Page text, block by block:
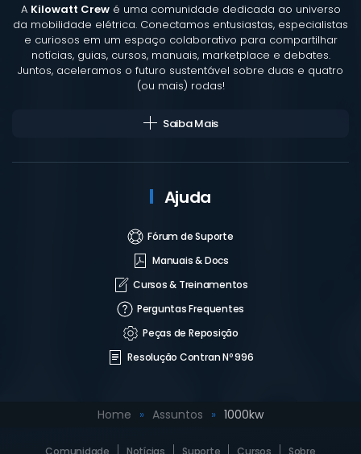
A Kilowatt Crewé uma comunidade dedicada ao universo
da mobilidade elétrica. Conectamos entusiastas, especialistas
e curiosos em um espaço colaborativo para compartilhar
notícias, guias, cursos, manuais, marketplace e debates.
Juntos, aceleramos o futuro sustentável sobre duas e quatro
(ou mais) rodas!
Saiba Mais
Ajuda
Fórum de Suporte
Manuais & Docs
Cursos & Treinamentos
Perguntas Frequentes
Peças de Reposição
Resolução Contran Nº 996
Home Assuntos 1000kw
Comunidade Notícias Suporte Cursos Sobre